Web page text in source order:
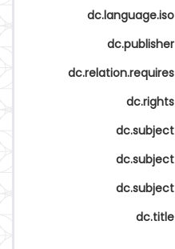
dc.language.iso
dc.publisher
dc.relation.requires
dc.rights
dc.subject
dc.subject
dc.subject
dc.title